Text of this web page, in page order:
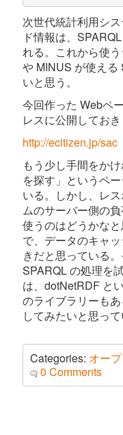
次世代統計利用シ
ド情報は、
れる。これから使
や MINUS が使える
いと思う。
今回作った Webペ
レスに公開しておき
http://ecitizen.jp/sac
もう少し手間をか
を探す」というペ
いる。しかし、レ
ムのサーバー側の
使うのはどうかな
で、データのキャ
きだと思っている
SPARQL の処理を
は、dotNetRDF と
のライブラリーも
してみたいと思って
Categories: オー
0 Comments